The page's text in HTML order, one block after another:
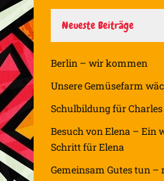
Neueste Beiträge
Berlin – wir kommen
Unsere Gemüsefarm
Schulbildung für Charles
Besuch von Elena – Ein
Schritt für Elena
Gemeinsam Gutes tun –